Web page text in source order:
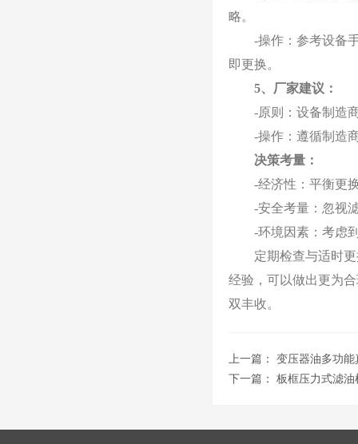
略。
-操作：参考设备手
即更换。
5、厂家建议：
-原则：设备制造商
-操作：遵循制造商
决策考量：
-经济性：平衡更换
-安全考量：忽视滤
-环境因素：考虑到
定期检查与适时更
经验，可以做出更为
双丰收。
上一篇： 变压器油多功
下一篇： 板框压力式滤